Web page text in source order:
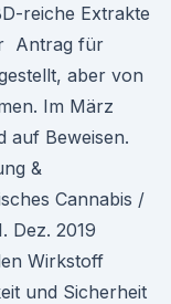
reiche Extrakte
Antrag für
aber von
Im März
auf Beweisen.
&
Cannabis /
Dez. 2019
Wirkstoff
und Sicherheit